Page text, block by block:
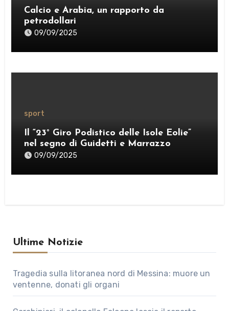
Calcio e Arabia, un rapporto da
petrodollari
09/09/2025
sport
Il “23° Giro Podistico delle Isole Eolie”
nel segno di Guidetti e Marrazzo
09/09/2025
Ultime Notizie
Tragedia sulla litoranea nord di Messina: muore un
ventenne, donati gli organi